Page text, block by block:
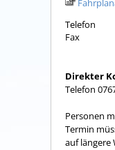
Telefon
Fax
Direkter
Telefon
Personen
Termin
auf längere